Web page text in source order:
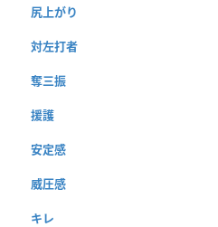
尻上がり
対左打者
奪三振
援護
安定感
威圧感
キレ